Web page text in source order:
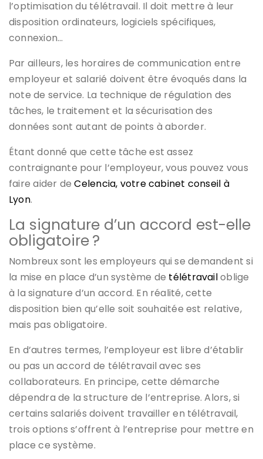
l’optimisation du télétravail. Il doit mettre à leur
disposition ordinateurs, logiciels spécifiques,
connexion…
Par ailleurs, les horaires de communication entre
employeur et salarié doivent être évoqués dans la
note de service. La technique de régulation des
tâches, le traitement et la sécurisation des
données sont autant de points à aborder.
Étant donné que cette tâche est assez
contraignante pour l’employeur, vous pouvez vous
faire aider deCelencia, votre cabinet conseil à
Lyon.
La signature d’un accord est-elle
obligatoire ?
Nombreux sont les employeurs qui se demandent si
la mise en place d’un système de télétravailoblige
à la signature d’un accord. En réalité, cette
disposition bien qu’elle soit souhaitée est relative,
mais pas obligatoire.
En d’autres termes, l’employeur est libre d’établir
ou pas un accord de télétravail avec ses
collaborateurs. En principe, cette démarche
dépendra de la structure de l’entreprise. Alors, si
certains salariés doivent travailler en télétravail,
trois options s’offrent à l’entreprise pour mettre en
place ce système.